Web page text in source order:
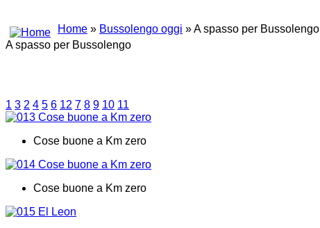
Home » Bussolengo oggi » A spasso per Bussolengo
A spasso per Bussolengo
1 3 2 4 5 6 12 7 8 9 10 11
Cose buone a Km zero
Cose buone a Km zero